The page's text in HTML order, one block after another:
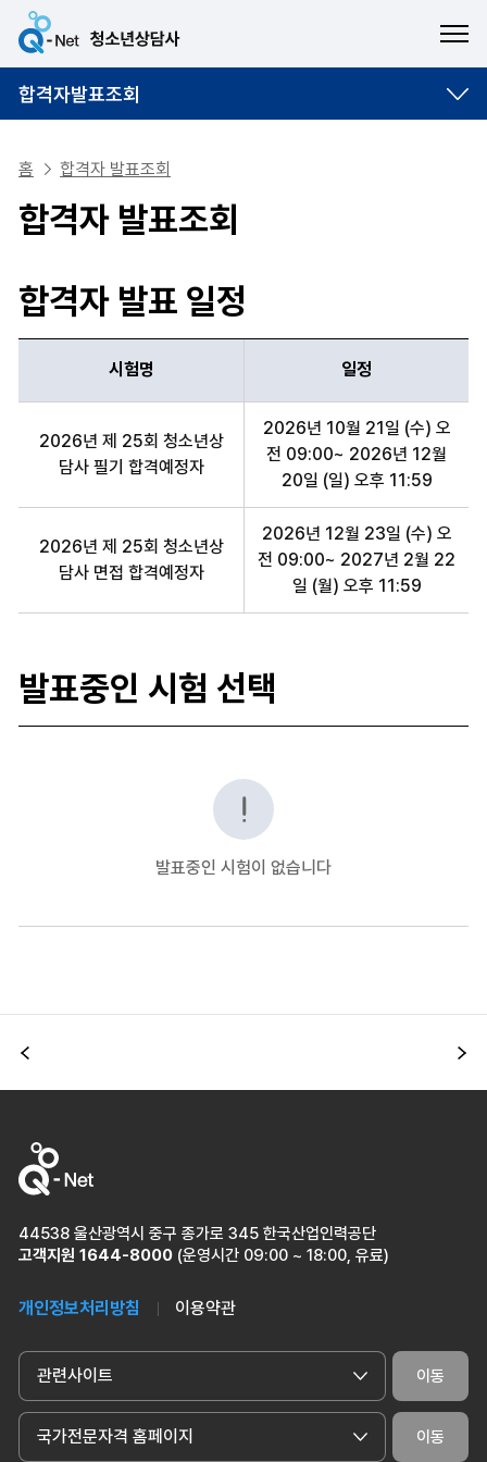
합격자발표조회
홈 합격자 발표조회
합격자 발표조회
합격자 발표 일정
시험명, 일정 항목 순으로 합격자 발표 일정 안내표
시험명 일정
2026년 제 25회 청소년상
담사 필기 합격예정자
2026년 10월 21일 (수) 오
전 09:00~ 2026년 12월
20일 (일) 오후 11:59
2026년 제 25회 청소년상
담사 면접 합격예정자
2026년 12월 23일 (수) 오
전 09:00~ 2027년 2월 22
일 (월) 오후 11:59
발표중인 시험 선택
발표중인 시험이 없습니다
이전
44538 울산광역시 중구 종가로 345 한국산업인력공단
고객지원 1644-8000 (운영시간 09:00 ~ 18:00, 유료)
개인정보처리방침 이용약관
관련사이트 이동
국가전문자격 홈페이지 이동